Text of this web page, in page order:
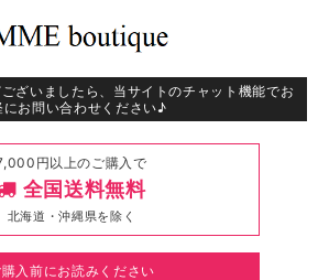
ざいましたら、当サイトのチャット機能でお
にお問い合わせください♪
円以上のご購入で
全国送料無料
北海道・沖縄県を除く
購入前にお読みください